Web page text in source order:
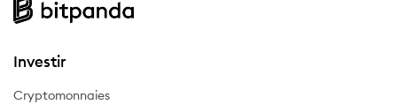
Investir
Cryptomonnaies